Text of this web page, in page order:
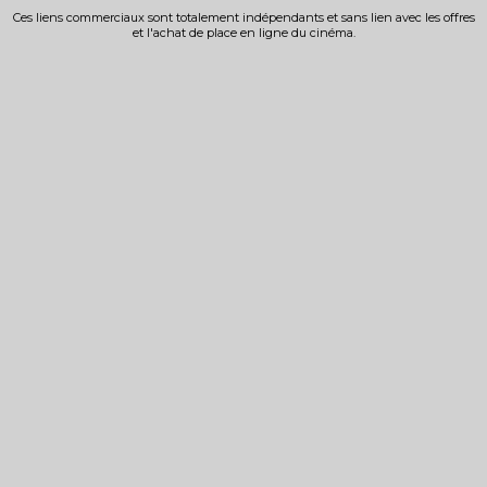
Ces liens commerciaux sont totalement indépendants et sans lien avec les offres
et l'achat de place en ligne du cinéma.